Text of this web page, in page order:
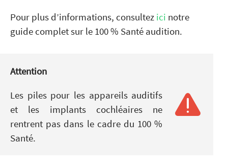
Pour plus d’informations, consultez ici notre
guide complet sur le 100 % Santé audition.
Attention
Les piles pour les appareils auditifs
et les implants cochléaires ne
rentrent pas dans le cadre du 100 %
Santé.